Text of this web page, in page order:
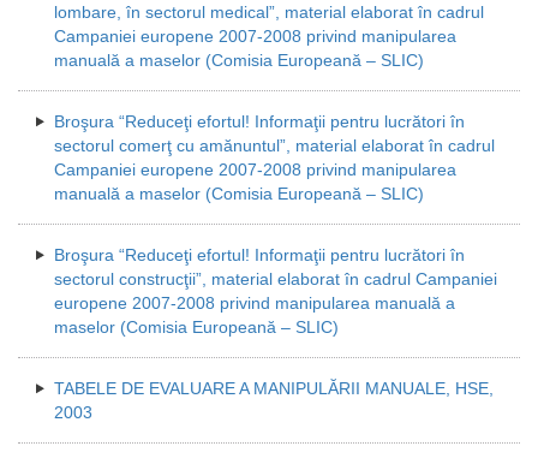
lombare, în sectorul medical”, material elaborat în cadrul
Campaniei europene 2007-2008 privind manipularea
manuală a maselor (Comisia Europeană – SLIC)
Broşura “Reduceţi efortul! Informaţii pentru lucrători în
sectorul comerţ cu amănuntul”, material elaborat în cadrul
Campaniei europene 2007-2008 privind manipularea
manuală a maselor (Comisia Europeană – SLIC)
Broşura “Reduceţi efortul! Informaţii pentru lucrători în
sectorul construcţii”, material elaborat în cadrul Campaniei
europene 2007-2008 privind manipularea manuală a
maselor (Comisia Europeană – SLIC)
TABELE DE EVALUARE A MANIPULĂRII MANUALE, HSE,
2003